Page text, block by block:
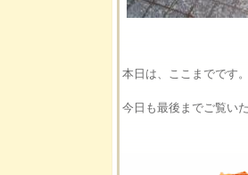
本日は、ここまでです
今日も最後までご覧い